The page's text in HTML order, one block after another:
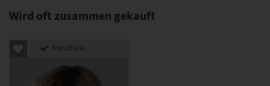
Wird oft zusammen gekauft
Kunsthaar